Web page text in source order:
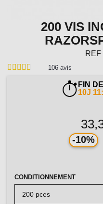
200 VIS
REF
106 avis
FIN
10J
-10%
CONDITIONNEMENT